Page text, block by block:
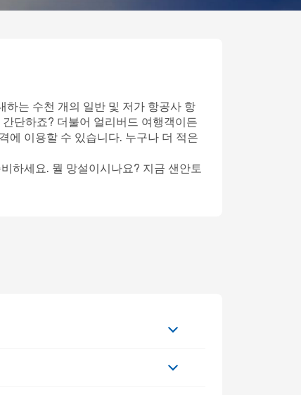
는 수천 개의 일반 및 저가 항공사 항
단하죠? 더불어 얼리버드 여행객이든
에 이용할 수 있습니다. 누구나 더 적은
하세요. 뭘 망설이시나요? 지금 샌안토